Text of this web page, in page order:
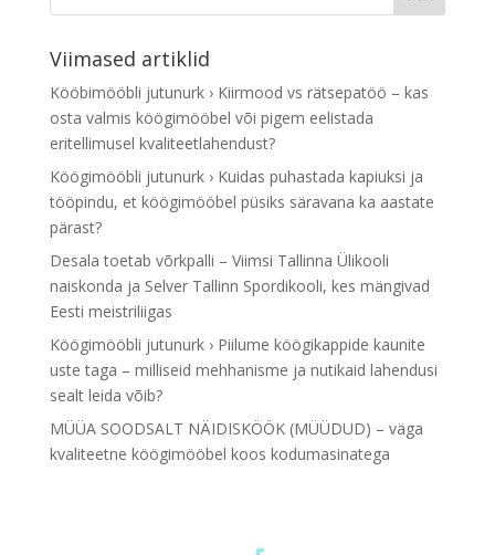
Viimased artiklid
Kööbimööbli jutunurk › Kiirmood vs rätsepatöö – kas
osta valmis köögimööbel või pigem eelistada
eritellimusel kvaliteetlahendust?
Köögimööbli jutunurk › Kuidas puhastada kapiuksi ja
tööpindu, et köögimööbel püsiks säravana ka aastate
pärast?
Desala toetab võrkpalli – Viimsi Tallinna Ülikooli
naiskonda ja Selver Tallinn Spordikooli, kes mängivad
Eesti meistriliigas
Köögimööbli jutunurk › Piilume köögikappide kaunite
uste taga – milliseid mehhanisme ja nutikaid lahendusi
sealt leida võib?
MÜÜA SOODSALT NÄIDISKÖÖK (MÜÜDUD) – väga
kvaliteetne köögimööbel koos kodumasinatega